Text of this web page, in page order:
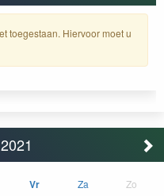
toegestaan. Hiervoor moet u
Vr Za Zo